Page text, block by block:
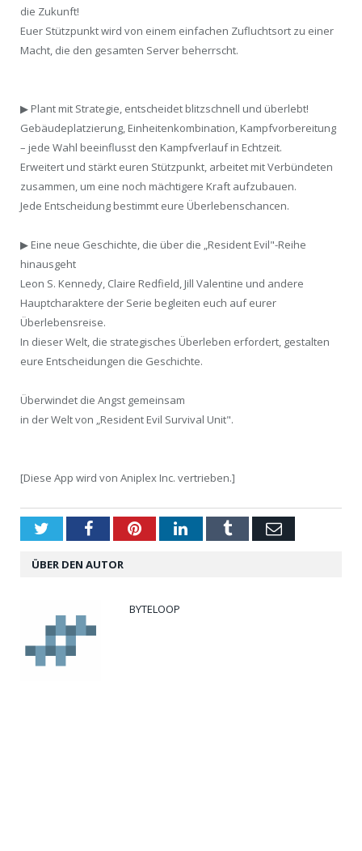
die Zukunft!
Euer Stützpunkt wird von einem einfachen Zufluchtsort zu einer
Macht, die den gesamten Server beherrscht.
▶ Plant mit Strategie, entscheidet blitzschnell und überlebt!
Gebäudeplatzierung, Einheitenkombination, Kampfvorbereitung
– jede Wahl beeinflusst den Kampfverlauf in Echtzeit.
Erweitert und stärkt euren Stützpunkt, arbeitet mit Verbündeten
zusammen, um eine noch mächtigere Kraft aufzubauen.
Jede Entscheidung bestimmt eure Überlebenschancen.
▶ Eine neue Geschichte, die über die „Resident Evil"-Reihe
hinausgeht
Leon S. Kennedy, Claire Redfield, Jill Valentine und andere
Hauptcharaktere der Serie begleiten euch auf eurer
Überlebensreise.
In dieser Welt, die strategisches Überleben erfordert, gestalten
eure Entscheidungen die Geschichte.
Überwindet die Angst gemeinsam
in der Welt von „Resident Evil Survival Unit".
[Diese App wird von Aniplex Inc. vertrieben.]
TwitterFacebookPinterestLinkedInTumblrEmail
ÜBER DEN AUTOR
BYTELOOP